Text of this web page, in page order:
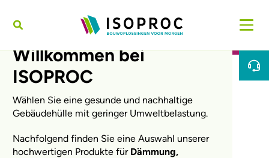
Willkommen bei
ISOPROC
Wählen Sie eine gesunde und nachhaltige
Gebäudehülle mit geringer Umweltbelastung.
Nachfolgend finden Sie eine Auswahl unserer
hochwertigen Produkte für Dämmung,